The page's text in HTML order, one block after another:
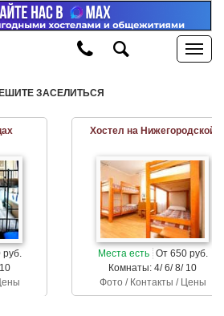
ЗАСЕЛИТЬСЯ
Хостел на Нижегородской
Места есть От 650 руб.
Комнаты: 4/ 6/ 8/ 10
Фото / Контакты / Цены